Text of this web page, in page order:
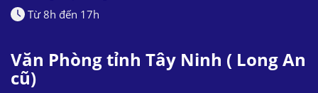
Từ 8h đến 17h
Văn Phòng tỉnh Tây Ninh ( Long An
cũ)